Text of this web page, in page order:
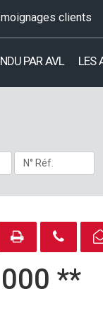
clients
PAR AVL LES
**